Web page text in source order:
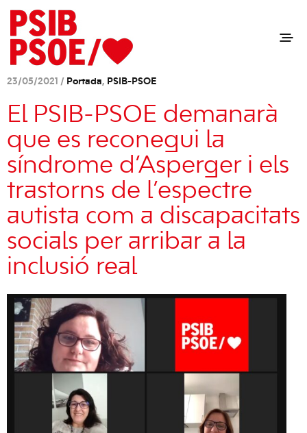
23/05/2021 / Portada, PSIB-PSOE
El PSIB-PSOE demanarà
que es reconegui la
síndrome d’Asperger i els
trastorns de l’espectre
autista com a discapacitats
socials per arribar a la
inclusió real